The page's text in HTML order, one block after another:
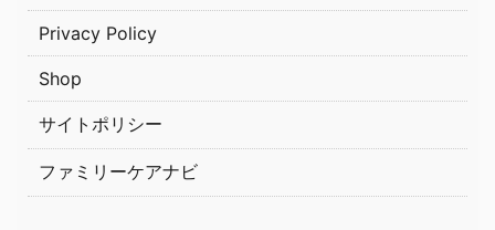
Privacy Policy
Shop
サイトポリシー
ファミリーケアナビ